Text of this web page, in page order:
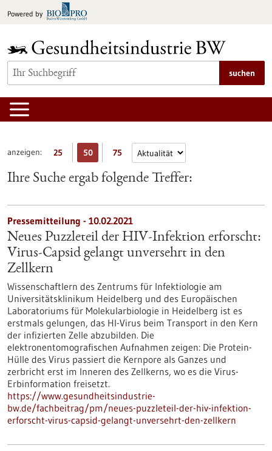
Inhalt
Powered by
suchen
anzeigen: 25 50 75
Ihre Suche ergab folgende Treffer:
Pressemitteilung - 10.02.2021
Neues Puzzleteil der HIV-Infektion erforscht:
Virus-Capsid gelangt unversehrt in den
Zellkern
Wissenschaftlern des Zentrums für Infektiologie am
Universitätsklinikum Heidelberg und des Europäischen
Laboratoriums für Molekularbiologie in Heidelberg ist es
erstmals gelungen, das HI-Virus beim Transport in den Kern
der infizierten Zelle abzubilden. Die
elektronentomografischen Aufnahmen zeigen: Die Protein-
Hülle des Virus passiert die Kernpore als Ganzes und
zerbricht erst im Inneren des Zellkerns, wo es die Virus-
Erbinformation freisetzt.
https://www.gesundheitsindustrie-
bw.de/fachbeitrag/pm/neues-puzzleteil-der-hiv-infektion-
erforscht-virus-capsid-gelangt-unversehrt-den-zellkern